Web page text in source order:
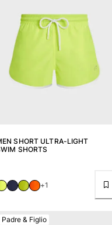
SHORT ULTRA-LIGHT
SHORTS
+1
Padre & Figlio